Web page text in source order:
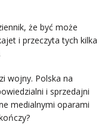
że być może
i przeczyta tych kilka
wojny. Polska na
i sprzedajni
medialnymi oparami